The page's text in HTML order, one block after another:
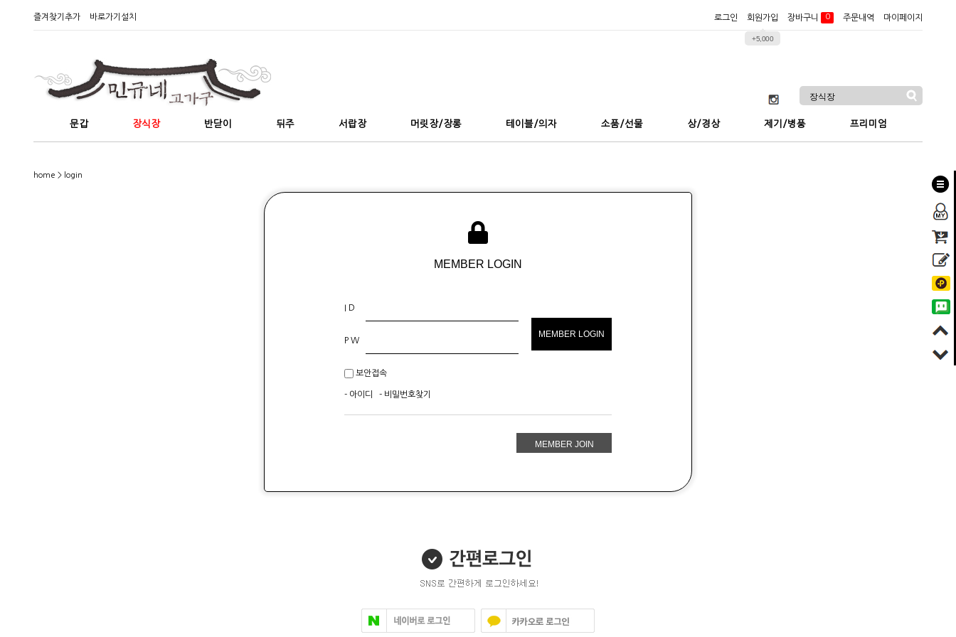
즐겨찾기추가 바로가기설치 로그인 회원가입
+5,000
장바구니 0 주문내역 마이페이지
문갑 장식장 반닫이 뒤주 서랍장 머릿장/장롱 테이블/의자 소품/선물 상/경상 제기/병풍 프리미엄
home > login
MEMBER LOGIN
I D
P W
MEMBER LOGIN
보안접속
- 아이디 - 비밀번호찾기
MEMBER JOIN